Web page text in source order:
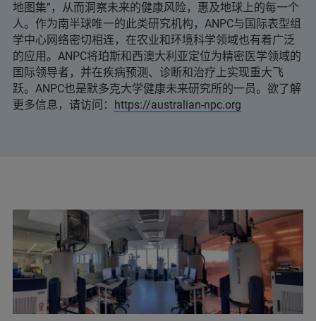
地图集”，从而洞察未来的健康风险，惠及地球上的每一个
人。作为南半球唯一的此类研究机构，ANPC与国际表型组
学中心网络密切相连，在农业和环境科学领域也有着广泛
的应用。ANPC将珀斯和西澳大利亚定位为精密医学领域的
国际领导者，并在疾病预测、诊断和治疗上实现重大飞
跃。ANPC也是默多克大学健康未来研究所的一员。欲了解
更多信息，请访问： https://australian-npc.org